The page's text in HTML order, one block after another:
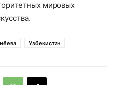
мировых
Узбекистан